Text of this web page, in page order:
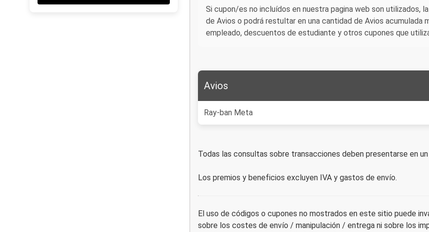
Si cupon/es no incluídos en nuestra pagina web son utilizados,
de Avios o podrá restultar en una cantidad de Avios acumulada
empleado, descuentos de estudiante y otros cupones que
Avios
Ray-ban Meta
Todas las consultas sobre transacciones deben presentarse en
Los premios y beneficios excluyen IVA y gastos de envío.
El uso de códigos o cupones no mostrados en este sitio puede
sobre los costes de envío / manipulación / entrega ni sobre los